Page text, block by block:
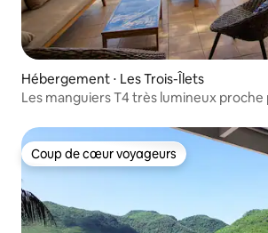
Hébergement ⋅ Les Trois-Îlets
Les manguiers T4 très lumineux proche
Coup de cœur voyageurs
Coup de cœur voyageurs